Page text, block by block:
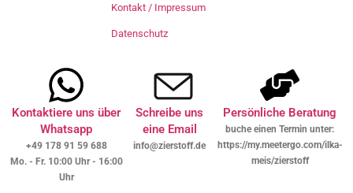
Kontakt / Impressum
Datenschutz
Kontaktiere uns über
Whatsapp
+49 178 91 59 688
Mo. - Fr. 10:00 Uhr - 16:00
Uhr
Schreibe uns
eine Email
info@zierstoff.de
Persönliche Beratung
buche einen Termin unter:
https://my.meetergo.com/ilka-
meis/zierstoff